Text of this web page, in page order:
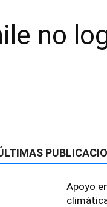
no
Apoyo